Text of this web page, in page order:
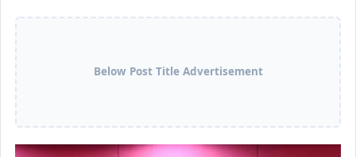
Below Post Title Advertisement